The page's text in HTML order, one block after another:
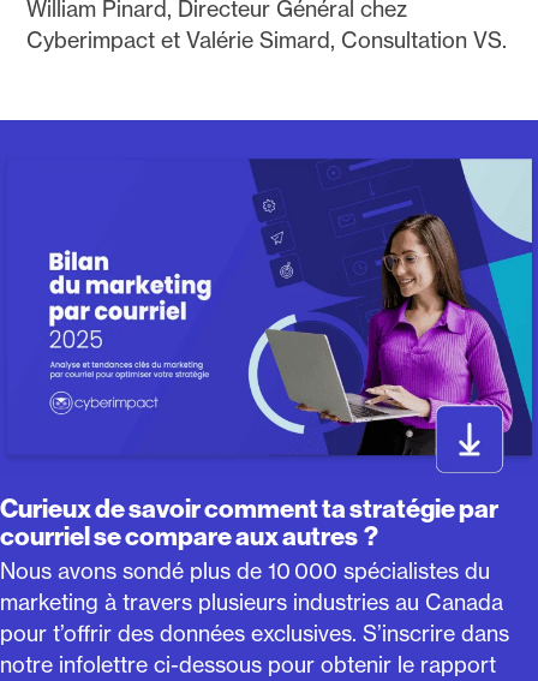
William Pinard, Directeur Général chez
Cyberimpact et Valérie Simard, Consultation VS.
Curieux de savoir comment ta stratégie par
courriel se compare aux autres ?
Nous avons sondé plus de 10 000 spécialistes du
marketing à travers plusieurs industries au Canada
pour t’offrir des données exclusives. S’inscrire dans
notre infolettre ci-dessous pour obtenir le rapport